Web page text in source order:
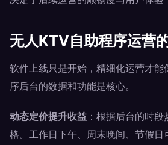
无人KTV自助程序运营
软件上线只是开始，精细化运营才能
序后台的数据和功能是核心。
动态定价提升收益 ：根据后台的时
格。工作日下午、周末晚间、节假日